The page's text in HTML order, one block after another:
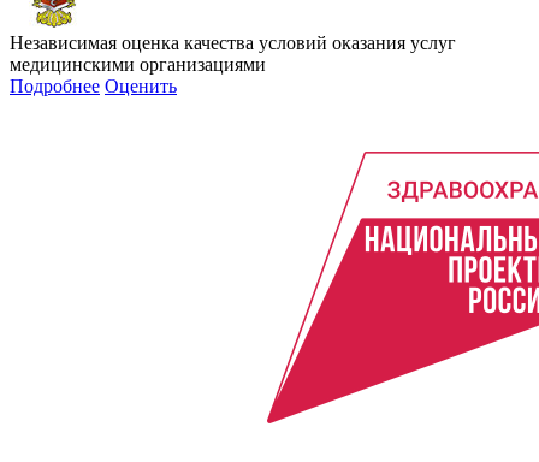
Независимая оценка качества условий оказания услуг
медицинскими организациями
Подробнее Оценить